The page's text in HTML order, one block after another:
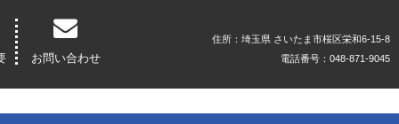
住所：埼玉県 さいたま市桜区栄和6-15-8
電話番号：048-871-9045
お問い合わせ